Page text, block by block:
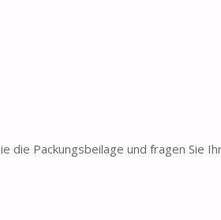
die Packungsbeilage und fragen Sie